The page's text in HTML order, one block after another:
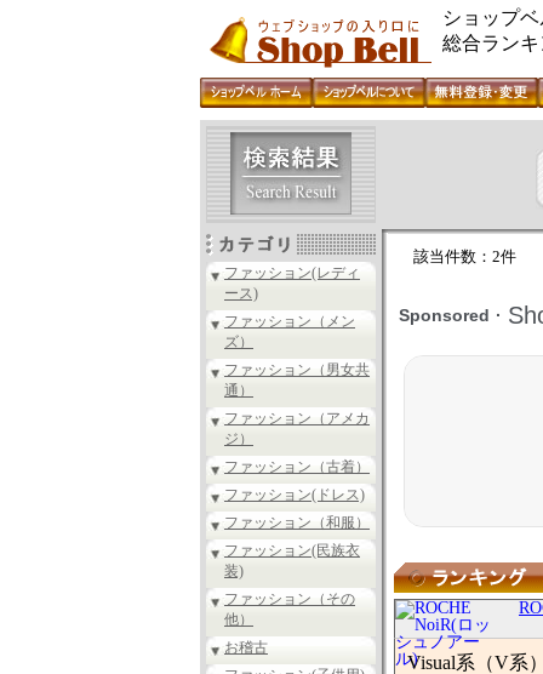
ショップ
総合ラン
ファッション(レディ
ース)
ファッション（メン
ズ）
ファッション（男女共
通）
ファッション（アメカ
ジ）
ファッション（古着）
ファッション(ドレス)
ファッション（和服）
ファッション(民族衣
装)
ファッション（その
他）
お稽古
該当件数：2件
Visual系（V系